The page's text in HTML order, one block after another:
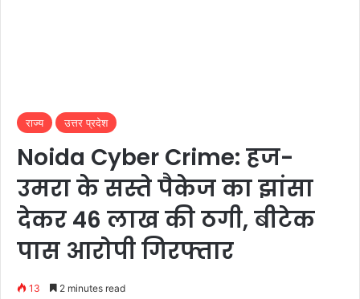
राज्य उत्तर प्रदेश
Noida Cyber Crime: हज-
उमरा के सस्ते पैकेज का झांसा
देकर 46 लाख की ठगी, बीटेक
पास आरोपी गिरफ्तार
13 2 minutes read